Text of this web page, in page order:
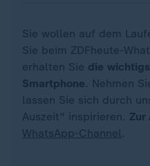
Sie wollen auf dem
Sie beim ZDFheute-
erhalten Sie die
Smartphone. Nehmen
lassen Sie sich durch
Auszeit" inspirieren. Zur
WhatsApp-Channel.